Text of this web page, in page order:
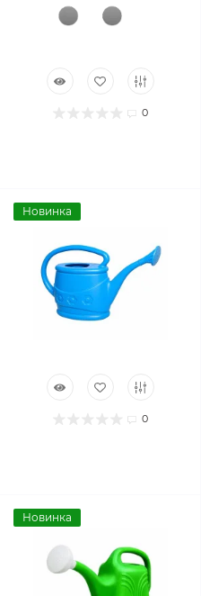
0
Новинка
0
Новинка